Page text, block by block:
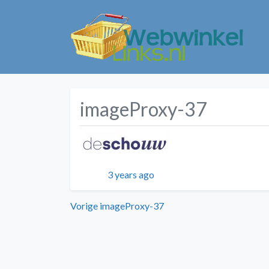
imageProxy-37
Geplaatst
3 years ago
Bericht
Vorige Vorig
imageProxy-37